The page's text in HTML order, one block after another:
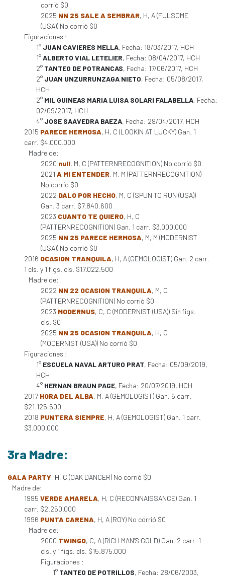
corrió $0
2025 NN 25 SALE A SEMBRAR, H, A (FULSOME
(USA)) No corrió $0
Figuraciones :
1° JUAN CAVIERES MELLA, Fecha: 18/03/2017, HCH
1°ALBERTO VIAL LETELIER, Fecha: 08/04/2017, HCH
2° TANTEO DE POTRANCAS, Fecha: 17/06/2017, HCH
2° JUAN UNZURRUNZAGA NIETO, Fecha: 05/08/2017,
HCH
2° MIL GUINEAS MARIA LUISA SOLARI FALABELLA, Fecha:
02/09/2017, HCH
4° JOSE SAAVEDRA BAEZA, Fecha: 29/04/2017, HCH
2015 PARECE HERMOSA, H, C (LOOKIN AT LUCKY) Gan. 1
carr. $4.000.000
Madre de:
2020 null, M, C (PATTERNRECOGNITION) No corrió $0
2021 A MI ENTENDER, M, M (PATTERNRECOGNITION)
No corrió $0
2022 DALO POR HECHO, M, C (SPUN TO RUN (USA))
Gan. 3 carr. $7.840.600
2023 CUANTO TE QUIERO, H, C
(PATTERNRECOGNITION) Gan. 1 carr. $3.000.000
2025 NN 25 PARECE HERMOSA, M, M (MODERNIST
(USA)) No corrió $0
2016 OCASION TRANQUILA, H, A (GEMOLOGIST) Gan. 2 carr.
1 cls. y 1 figs. cls. $17.022.500
Madre de:
2022 NN 22 OCASION TRANQUILA, M, C
(PATTERNRECOGNITION) No corrió $0
2023 MODERNUS, C, C (MODERNIST (USA)) Sin figs.
cls. $0
2025 NN 25 OCASION TRANQUILA, H, C
(MODERNIST (USA)) No corrió $0
Figuraciones :
1° ESCUELA NAVAL ARTURO PRAT, Fecha: 05/09/2019,
HCH
4° HERNAN BRAUN PAGE, Fecha: 20/07/2019, HCH
2017 HORA DEL ALBA, M, A (GEMOLOGIST) Gan. 6 carr.
$21.125.500
2018 PUNTERA SIEMPRE, H, A (GEMOLOGIST) Gan. 1 carr.
$3.000.000
3ra Madre:
GALA PARTY, H, C (OAK DANCER) No corrió $0
Madre de:
1995 VERDE AMARELA, H, C (RECONNAISSANCE) Gan. 1
carr. $2.250.000
1996 PUNTA CARENA, H, A (ROY) No corrió $0
Madre de:
2000 TWINGO, C, A (RICH MAN'S GOLD) Gan. 2 carr. 1
cls. y 1 figs. cls. $15.875.000
Figuraciones :
1° TANTEO DE POTRILLOS, Fecha: 28/06/2003,